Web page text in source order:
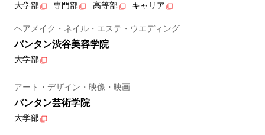
大学部 専門部 高等部 キャリア
ヘアメイク・ネイル・エステ・ウエディング
バンタン渋谷美容学院
大学部
アート・デザイン・映像・映画
バンタン芸術学院
大学部